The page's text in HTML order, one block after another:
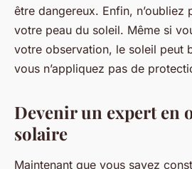
être dangereux. Enfin, n’oubliez
votre peau du soleil. Même si
votre observation, le soleil peut
vous n’appliquez pas de
Devenir un expert en
solaire
Maintenant que vous savez